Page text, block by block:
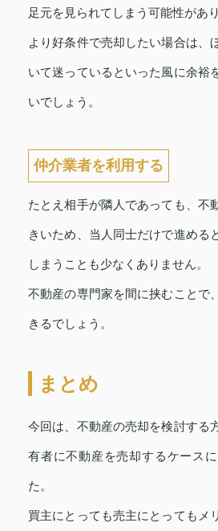
足元を見られてしまう可能性があり
より好条件で売却したい場合は、
いて迷っているといった風に余裕
いでしょう。
仲介業者を利用する
たとえ相手が隣人であっても、不
きいため、当人同士だけで進める
しまうことも少なくありません。
不動産の専門家を間に挟むことで
きるでしょう。
まとめ
今回は、不動産の売却を検討する
有者に不動産を売却するケース
た。
買主にとっても売主にとってもメ